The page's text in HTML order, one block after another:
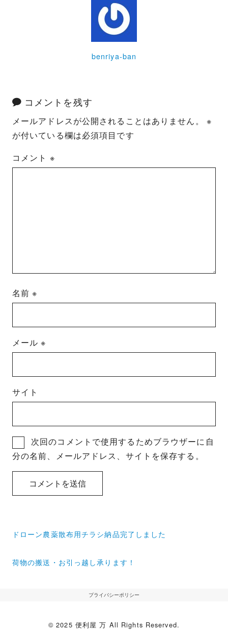
benriya-ban
コメントを残す
メールアドレスが公開されることはありません。
※
が付いている欄は必須項目です
コメント ※
名前※
メール※
サイト
次回のコメントで使用するためブラウザーに自
分の名前、メールアドレス、サイトを保存する。
投
ナ
ドローン農薬散布用チラシ納品完了しました
荷物の搬送・お引っ越し承ります！
プライバシーポリシー
© 2025 便利屋 万 All Rights Reserved.